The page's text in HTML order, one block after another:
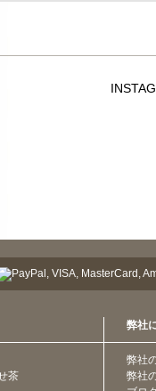
茶
弊社
弊社
弊社